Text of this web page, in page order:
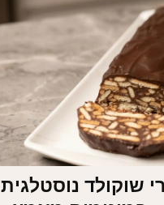
שוקולד נוסטלגית